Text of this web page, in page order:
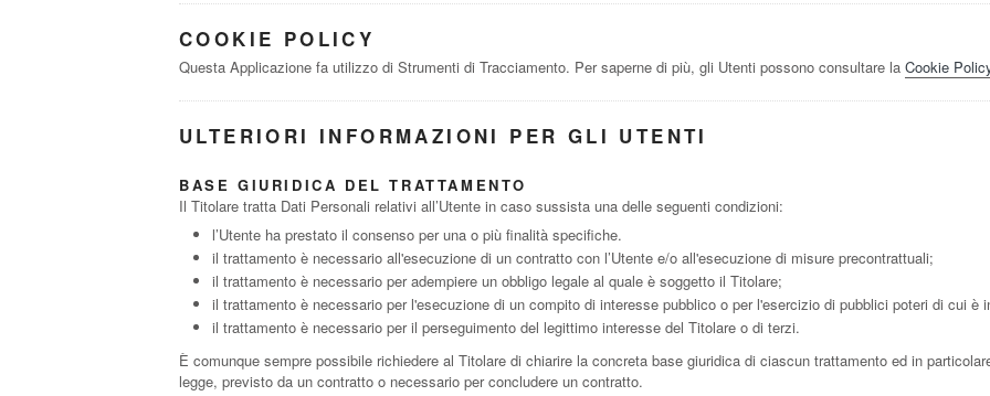
COOKIE POLICY
Questa Applicazione fa utilizzo di Strumenti di Tracciamento. Per saperne di più, gli Utenti possono consultare la Cookie
ULTERIORI INFORMAZIONI PER GLI UTENTI
BASE GIURIDICA DEL TRATTAMENTO
Il Titolare tratta Dati Personali relativi all’Utente in caso sussista una delle seguenti condizioni:
l’Utente ha prestato il consenso per una o più finalità specifiche.
il trattamento è necessario all'esecuzione di un contratto con l’Utente e/o all'esecuzione di misure precontrattuali;
il trattamento è necessario per adempiere un obbligo legale al quale è soggetto il Titolare;
il trattamento è necessario per l'esecuzione di un compito di interesse pubblico o per l'esercizio di pubblici poteri di cui è
il trattamento è necessario per il perseguimento del legittimo interesse del Titolare o di terzi.
È comunque sempre possibile richiedere al Titolare di chiarire la concreta base giuridica di ciascun trattamento ed in
legge, previsto da un contratto o necessario per concludere un contratto.